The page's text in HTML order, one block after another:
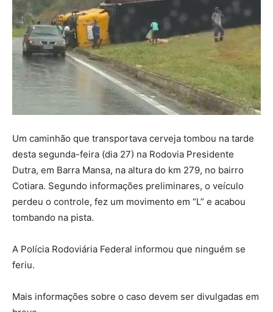
Um caminhão que transportava cerveja tombou na tarde
desta segunda-feira (dia 27) na Rodovia Presidente
Dutra, em Barra Mansa, na altura do km 279, no bairro
Cotiara. Segundo informações preliminares, o veículo
perdeu o controle, fez um movimento em “L” e acabou
tombando na pista.
A Polícia Rodoviária Federal informou que ninguém se
feriu.
Mais informações sobre o caso devem ser divulgadas em